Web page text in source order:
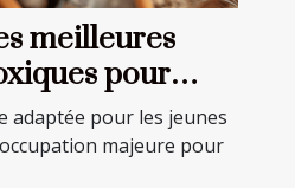
meilleures
pour
adaptée pour les jeunes
majeure pour